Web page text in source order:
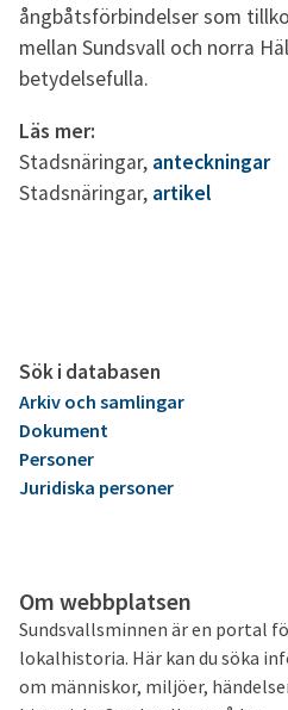
ångbåtsförbindelser som
mellan Sundsvall och norra
betydelsefulla.
Läs mer:
Stadsnäringar, anteckningar
Stadsnäringar, artikel
Sök i databasen
Arkiv och samlingar
Dokument
Personer
Juridiska personer
Om webbplatsen
Sundsvallsminnen är en portal
lokalhistoria. Här kan du söka
om människor, miljöer,